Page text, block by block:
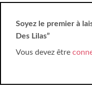
Soyez le premier à
Des Lilas”
Vous devez être